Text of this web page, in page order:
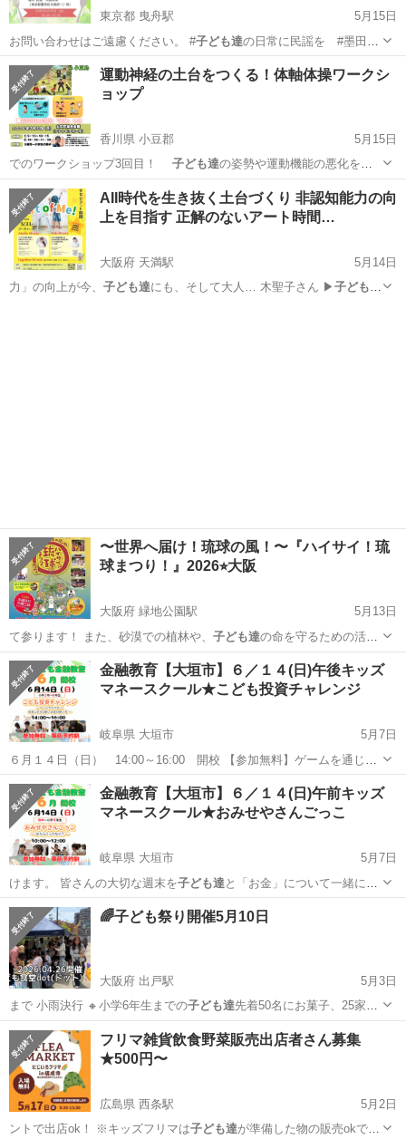
東京都 曳舟駅
5月15日
お問い合わせはご遠慮ください。 #子ども達の日常に民謡を #墨田
区 #民謡…
東京 墨田区 曳舟駅 地域/お祭り 民謡
運動神経の土台をつくる！体軸体操ワークシ
ョップ
香川県 小豆郡
5月15日
子ども達の姿勢や運動機能の悪化をよ
く耳にしま…
香川 小豆郡 ワークショップ 子ども達
AII時代を生き抜く土台づくり 非認知能力の向
上を目指す 正解のないアート時間…
大阪府 天満駅
5月14日
力」の向上が今、 子ども達 にも、そして大人… 木聖子さん ▶子ども達
〜世界へ届け！琉球の風！〜『ハイサイ！琉
球まつり！』2026⭐︎大阪
大阪府 緑地公園駅
5月13日
て参ります！ また、砂漠での植林や、 子ども達の命を守るための活動
を展開してゆきま…
大阪 豊中市 緑地公園駅 地域/お祭り エイサー
金融教育【大垣市】６／１４(日)午後キッズ
マネースクール★こども投資チャレンジ
岐阜県 大垣市
5月7日
６月１４日（日） 14:00～16:00 開校 【参加無料】ゲームを通じて
投資の基礎を親子で学ぶことが出来ます！ 🚀💰 子ども投資チャレン
ジ！開催のお知らせ 📈🍎 「投資」って難しそう？ いいえ、そんなこ
とはありま...
岐阜 大垣市 セミナー
金融教育【大垣市】６／１４(日)午前キッズ
マネースクール★おみせやさんごっこ
岐阜県 大垣市
5月7日
けます。 皆さんの大切な週末を子ども達と「お金」について一緒に学
んでみませ…
岐阜 大垣市 セミナー キッズマネースクール
🌈子ども祭り開催5月10日
大阪府 出戸駅
5月3日
まで 小雨決行 🔸小学6年生までの子ども達先着50名にお菓子、25家族
様にレト…
大阪 大阪市 出戸駅 地域/お祭り 子ども食堂
フリマ雑貨飲食野菜販売出店者さん募集
★500円〜
広島県 西条駅
5月2日
ントで出店ok！ ※キッズフリマは子ども達が準備した物の販売okです